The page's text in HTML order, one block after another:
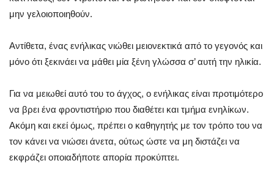
μην γελοιοποιηθούν.
Αντίθετα, ένας ενήλικας νιώθει μειονεκτικά από το γεγονός και
μόνο ότι ξεκινάει να μάθει μία ξένη γλώσσα σ’ αυτή την ηλικία.
Για να μειωθεί αυτό του το άγχος, ο ενήλικας είναι προτιμότερο
να βρει ένα φροντιστήριο που διαθέτει και τμήμα ενηλίκων.
Ακόμη και εκεί όμως, πρέπει ο καθηγητής με τον τρόπο του να
τον κάνει να νιώσει άνετα, ούτως ώστε να μη διστάζει να
εκφράζει οποιαδήποτε απορία προκύπτει.